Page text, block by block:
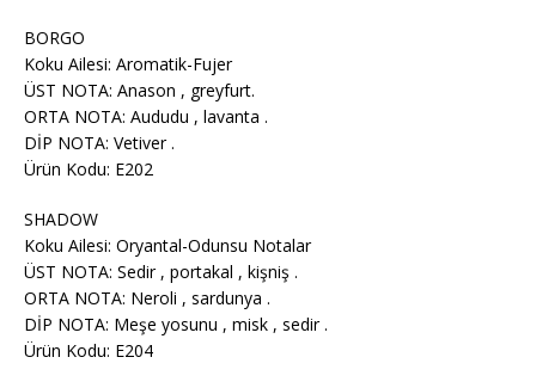
BORGO
Koku Ailesi: Aromatik-Fujer
ÜST NOTA: Anason , greyfurt.
ORTA NOTA: Aududu , lavanta .
DİP NOTA: Vetiver .
Ürün Kodu: E202
SHADOW
Koku Ailesi: Oryantal-Odunsu Notalar
ÜST NOTA: Sedir , portakal , kişniş .
ORTA NOTA: Neroli , sardunya .
DİP NOTA: Meşe yosunu , misk , sedir .
Ürün Kodu: E204